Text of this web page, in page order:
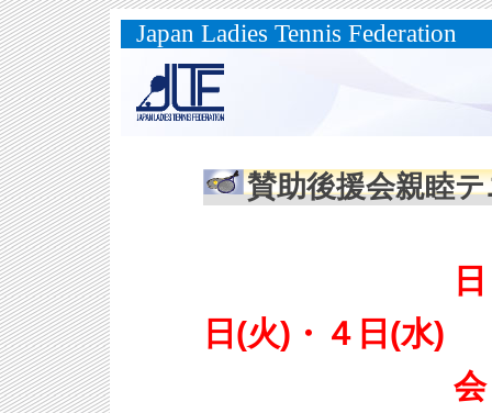
Japan Ladies Tennis Federation
賛助後援会親睦
日 程：２
日(火)・４日(水)
会 場：福